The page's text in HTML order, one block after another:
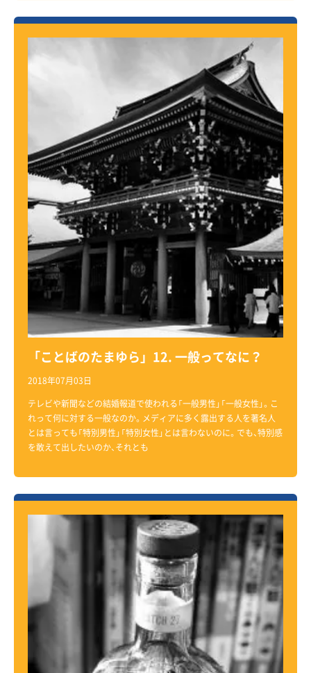
「ことばのたまゆら」12. 一般ってなに？
2018年07月03日
テレビや新聞などの結婚報道で使われる「一般男性」「一般女性」。こ
れって何に対する一般なのか。メディアに多く露出する人を著名人
とは言っても「特別男性」「特別女性」とは言わないのに。でも、特別感
を敢えて出したいのか、それとも